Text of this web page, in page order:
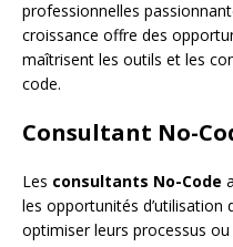
professionnelles
croissance offre des
maîtrisent les outils et les
code.
Consultant No-
Les consultants No-Code
les opportunités
optimiser leurs processus